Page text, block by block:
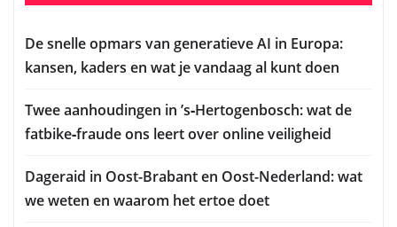
De snelle opmars van generatieve AI in Europa:
kansen, kaders en wat je vandaag al kunt doen
Twee aanhoudingen in ’s‑Hertogenbosch: wat de
fatbike‑fraude ons leert over online veiligheid
Dageraid in Oost-Brabant en Oost-Nederland: wat
we weten en waarom het ertoe doet